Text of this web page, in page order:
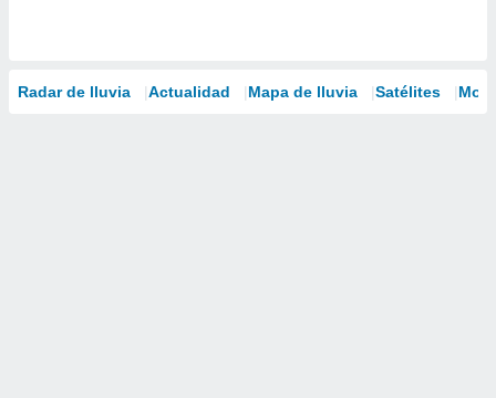
Radar de lluvia Actualidad Mapa de lluvia Satélites